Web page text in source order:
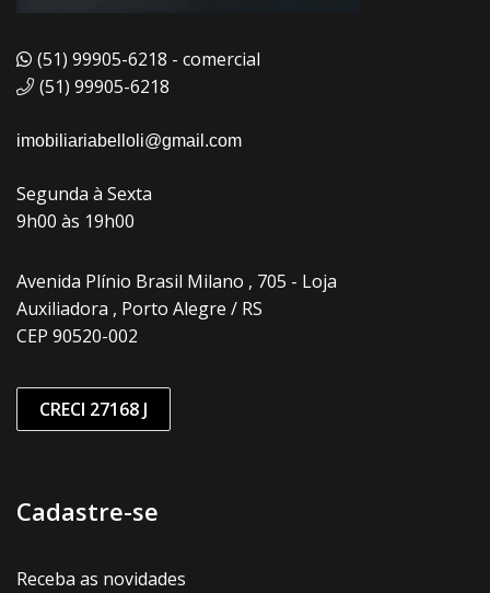
(51) 99905-6218 - comercial
(51) 99905-6218
imobiliariabelloli@gmail.com
Segunda à Sexta
9h00 às 19h00
Avenida Plínio Brasil Milano , 705 - Loja
Auxiliadora , Porto Alegre / RS
CEP 90520-002
CRECI 27168 J
Cadastre-se
Receba as novidades